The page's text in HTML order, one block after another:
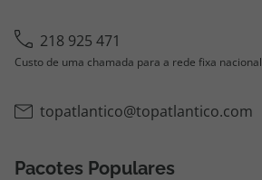
218 925 471
Custo de uma chamada para a rede fixa nacional
topatlantico@topatlantico.com
Pacotes Populares